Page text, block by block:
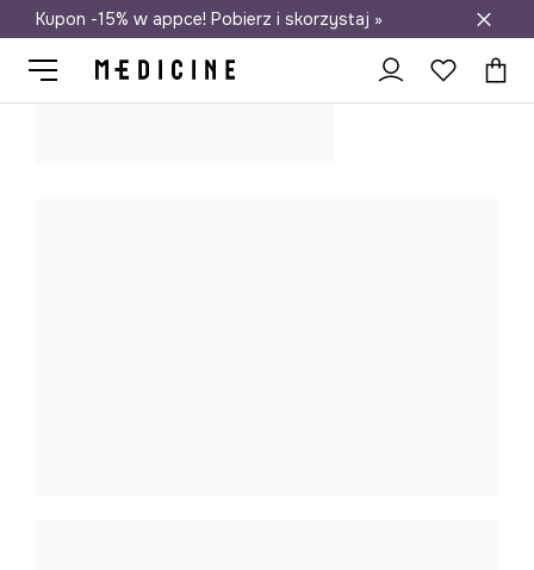
Darmowa dostawa do salonów
Kupon -15% w appce! Pobierz i skorzystaj »